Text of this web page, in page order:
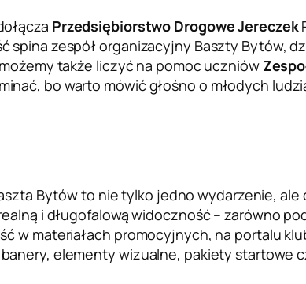
Przedsiębiorstwo Drogowe Jereczek
spina zespół organizacyjny Baszty Bytów,
także liczyć na pomoc uczniów
bo warto mówić głośno o młodych
Bytów to nie tylko jedno wydarzenie,
i długofalową widoczność – zarówno
w materiałach promocyjnych, na portalu
elementy wizualne, pakiety startowe